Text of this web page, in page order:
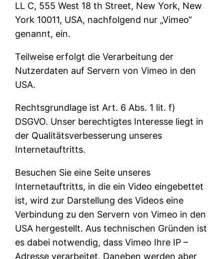
LL C, 555 West 18 th Street, New York, New
York 10011, USA, nachfolgend nur „Vimeo“
genannt, ein.
Teilweise erfolgt die Verarbeitung der
Nutzerdaten auf Servern von Vimeo in den
USA.
Rechtsgrundlage ist Art. 6 Abs. 1 lit. f)
DSGVO. Unser berechtigtes Interesse liegt in
der Qualitätsverbesserung unseres
Internetauftritts.
Besuchen Sie eine Seite unseres
Internetauftritts, in die ein Video eingebettet
ist, wird zur Darstellung des Videos eine
Verbindung zu den Servern von Vimeo in den
USA hergestellt. Aus technischen Gründen ist
es dabei notwendig, dass Vimeo Ihre IP –
Adresse verarbeitet. Daneben werden aber